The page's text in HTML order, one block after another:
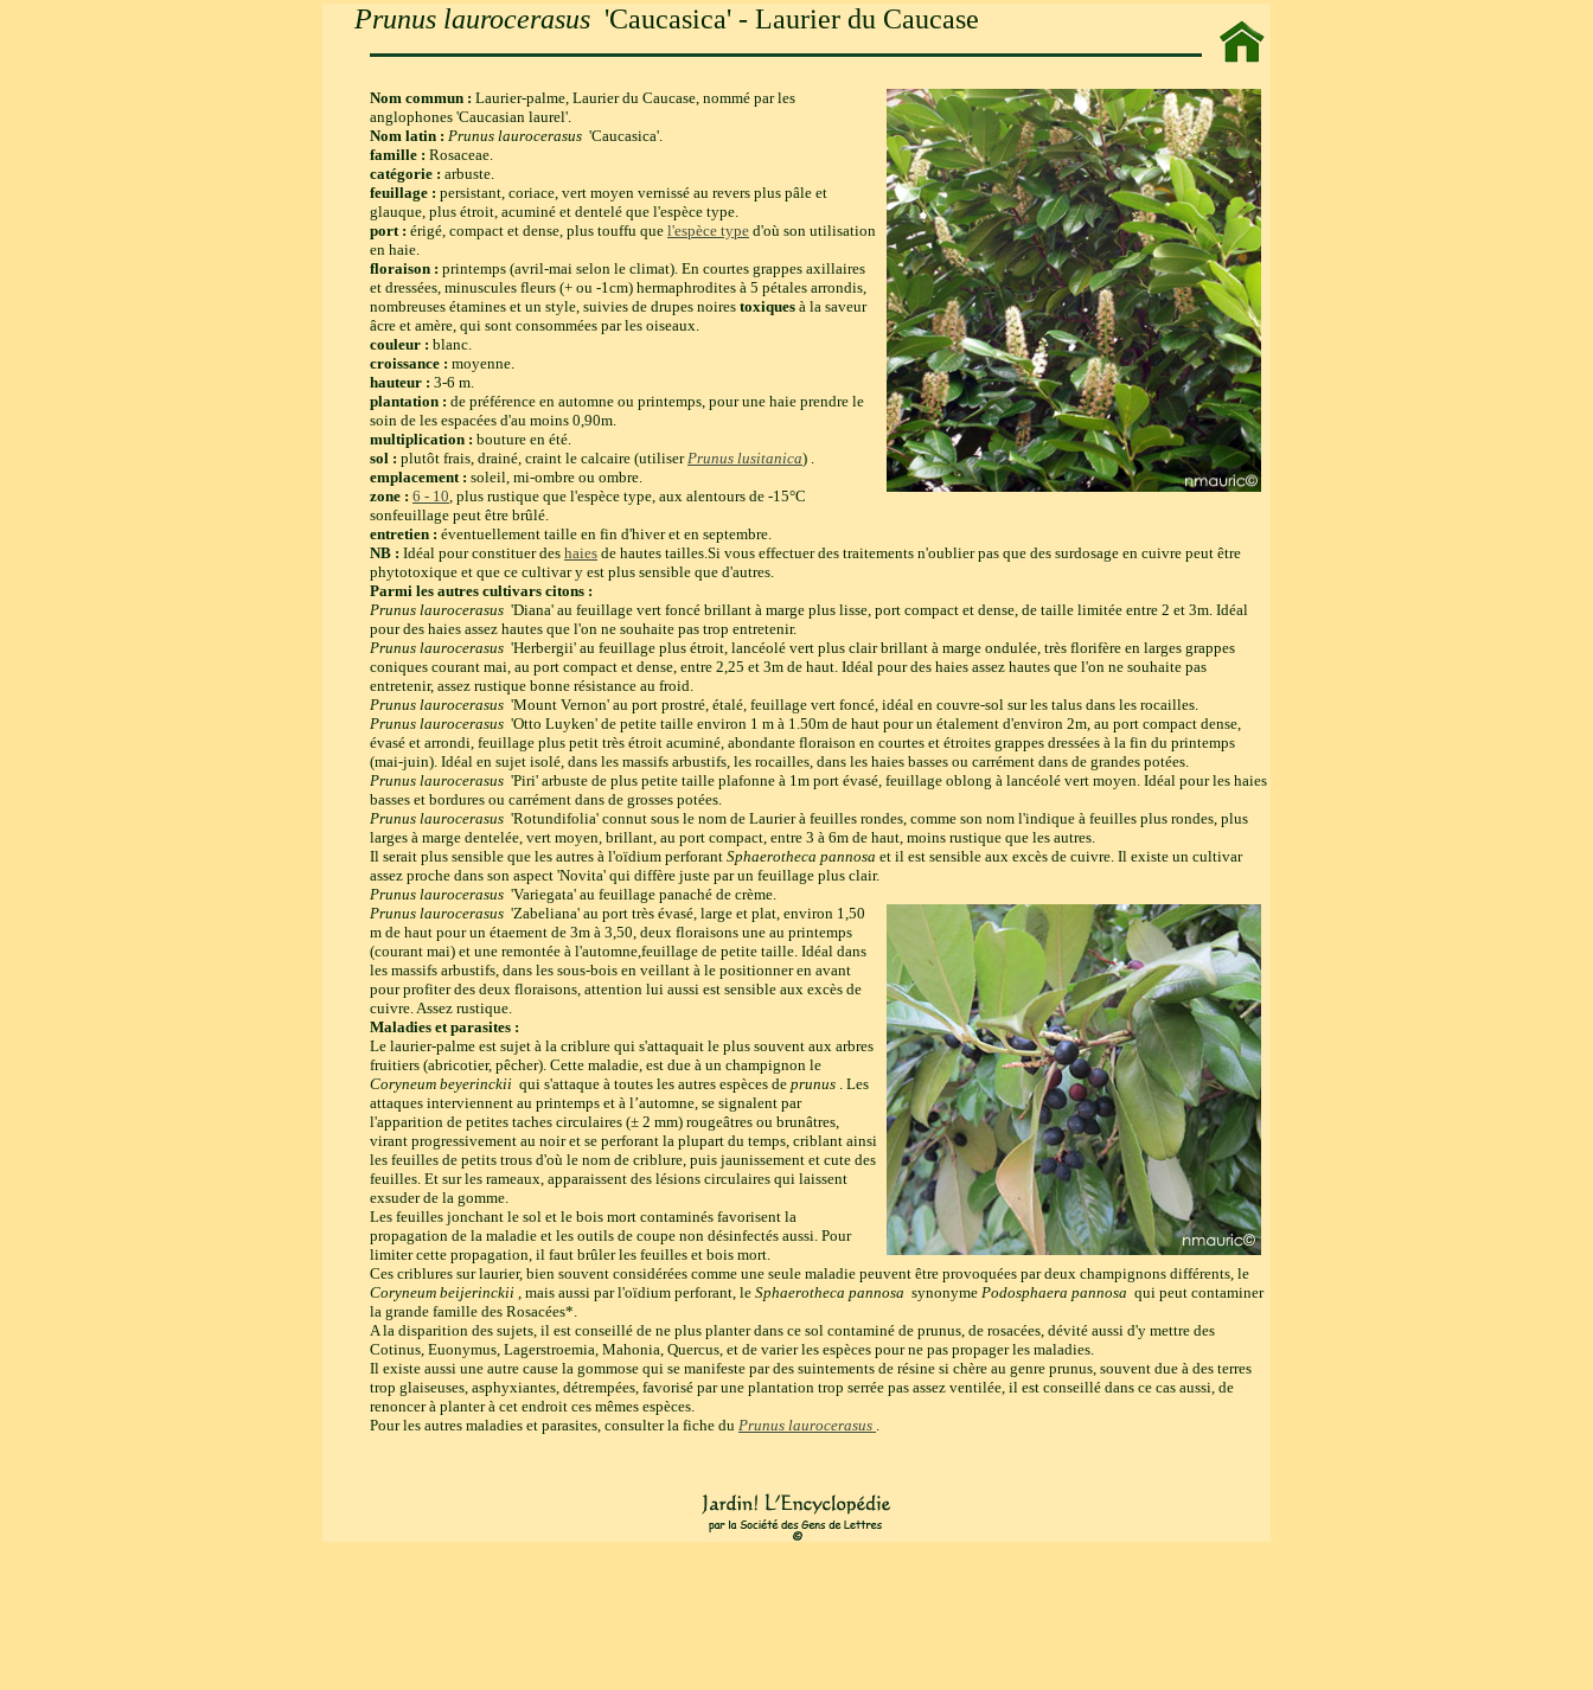
Prunus laurocerasus 'Caucasica' - Laurier du Caucase
Nom commun : Laurier-palme, Laurier du Caucase, nommé par les
anglophones 'Caucasian laurel'.
Nom latin : Prunus laurocerasus 'Caucasica'.
famille : Rosaceae.
catégorie : arbuste.
feuillage : persistant, coriace, vert moyen vernissé au revers plus pâle et
glauque, plus étroit, acuminé et dentelé que l'espèce type.
port : érigé, compact et dense, plus touffu que l'espèce type d'où son utilisation
en haie.
floraison : printemps (avril-mai selon le climat). En courtes grappes axillaires
et dressées, minuscules fleurs (+ ou -1cm) hermaphrodites à 5 pétales arrondis,
nombreuses étamines et un style, suivies de drupes noires toxiques à la saveur
âcre et amère, qui sont consommées par les oiseaux.
couleur : blanc.
croissance : moyenne.
hauteur : 3-6 m.
plantation : de préférence en automne ou printemps, pour une haie prendre le
soin de les espacées d'au moins 0,90m.
multiplication : bouture en été.
sol : plutôt frais, drainé, craint le calcaire (utiliserPrunus lusitanica) .
emplacement : soleil, mi-ombre ou ombre.
zone : 6 - 10, plus rustique que l'espèce type, aux alentours de -15°C
sonfeuillage peut être brûlé.
entretien : éventuellement taille en fin d'hiver et en septembre.
NB : Idéal pour constituer des haies de hautes tailles.Si vous effectuer des traitements n'oublier pas que des surdosage en cuivre peut être
phytotoxique et que ce cultivar y est plus sensible que d'autres.
Parmi les autres cultivars citons :
Prunus laurocerasus 'Diana' au feuillage vert foncé brillant à marge plus lisse, port compact et dense, de taille limitée entre 2 et 3m. Idéal
pour des haies assez hautes que l'on ne souhaite pas trop entretenir.
Prunus laurocerasus 'Herbergii' au feuillage plus étroit, lancéolé vert plus clair brillant à marge ondulée, très florifère en larges grappes
coniques courant mai, au port compact et dense, entre 2,25 et 3m de haut. Idéal pour des haies assez hautes que l'on ne souhaite pas
entretenir, assez rustique bonne résistance au froid.
Prunus laurocerasus 'Mount Vernon' au port prostré, étalé, feuillage vert foncé, idéal en couvre-sol sur les talus dans les rocailles.
Prunus laurocerasus 'Otto Luyken' de petite taille environ 1 m à 1.50m de haut pour un étalement d'environ 2m, au port compact dense,
évasé et arrondi, feuillage plus petit très étroit acuminé, abondante floraison en courtes et étroites grappes dressées à la fin du printemps
(mai-juin). Idéal en sujet isolé, dans les massifs arbustifs, les rocailles, dans les haies basses ou carrément dans de grandes potées.
Prunus laurocerasus 'Piri' arbuste de plus petite taille plafonne à 1m port évasé, feuillage oblong à lancéolé vert moyen. Idéal pour les haies
basses et bordures ou carrément dans de grosses potées.
Prunus laurocerasus 'Rotundifolia' connut sous le nom de Laurier à feuilles rondes, comme son nom l'indique à feuilles plus rondes, plus
larges à marge dentelée, vert moyen, brillant, au port compact, entre 3 à 6m de haut, moins rustique que les autres.
Il serait plus sensible que les autres à l'oïdium perforant Sphaerotheca pannosa et il est sensible aux excès de cuivre. Il existe un cultivar
assez proche dans son aspect 'Novita' qui diffère juste par un feuillage plus clair.
Prunus laurocerasus 'Variegata' au feuillage panaché de crème.
Prunus laurocerasus 'Zabeliana' au port très évasé, large et plat, environ 1,50
m de haut pour un étaement de 3m à 3,50, deux floraisons une au printemps
(courant mai) et une remontée à l'automne,feuillage de petite taille. Idéal dans
les massifs arbustifs, dans les sous-bois en veillant à le positionner en avant
pour profiter des deux floraisons, attention lui aussi est sensible aux excès de
cuivre. Assez rustique.
Maladies et parasites :
Le laurier-palme est sujet à la criblure qui s'attaquait le plus souvent aux arbres
fruitiers (abricotier, pêcher). Cette maladie, est due à un champignon le
Coryneum beyerinckii qui s'attaque à toutes les autres espèces de prunus . Les
attaques interviennent au printemps et à l’automne, se signalent par
l'apparition de petites taches circulaires (± 2 mm) rougeâtres ou brunâtres,
virant progressivement au noir et se perforant la plupart du temps, criblant ainsi
les feuilles de petits trous d'où le nom de criblure, puis jaunissement et cute des
feuilles. Et sur les rameaux, apparaissent des lésions circulaires qui laissent
exsuder de la gomme.
Les feuilles jonchant le sol et le bois mort contaminés favorisent la
propagation de la maladie et les outils de coupe non désinfectés aussi. Pour
limiter cette propagation, il faut brûler les feuilles et bois mort.
Ces criblures sur laurier, bien souvent considérées comme une seule maladie peuvent être provoquées par deux champignons différents, le
Coryneum beijerinckii , mais aussi par l'oïdium perforant, le Sphaerotheca pannosa synonyme Podosphaera pannosa qui peut contaminer
la grande famille des Rosacées*.
A la disparition des sujets, il est conseillé de ne plus planter dans ce sol contaminé de prunus, de rosacées, dévité aussi d'y mettre des
Cotinus, Euonymus, Lagerstroemia, Mahonia, Quercus, et de varier les espèces pour ne pas propager les maladies.
Il existe aussi une autre cause la gommose qui se manifeste par des suintements de résine si chère au genre prunus, souvent due à des terres
trop glaiseuses, asphyxiantes, détrempées, favorisé par une plantation trop serrée pas assez ventilée, il est conseillé dans ce cas aussi, de
renoncer à planter à cet endroit ces mêmes espèces.
Pour les autres maladies et parasites, consulter la fiche du Prunus laurocerasus .